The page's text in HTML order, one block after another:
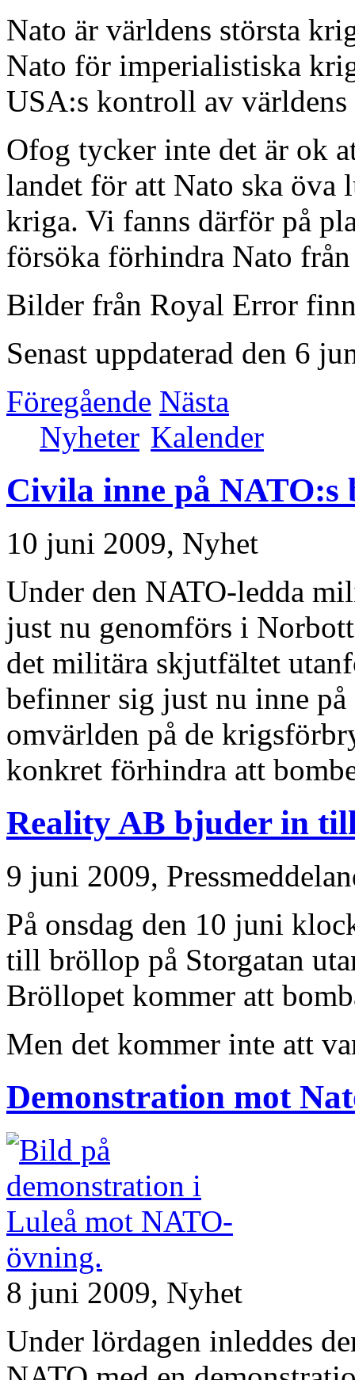
Nato är världens största
Nato för imperialistiska
USA:s kontroll av världens
Ofog tycker inte det är ok
landet för att Nato ska öva
kriga. Vi fanns därför på
försöka förhindra Nato
Bilder från Royal Error
Senast uppdaterad den 6
Föregående Nästa
Nyheter Kalender
Civila inne på
10 juni 2009, Nyhet
Under den NATO-ledda
just nu genomförs i
det militära skjutfältet
befinner sig just nu inne
omvärlden på de
konkret förhindra att
Reality AB bjuder in
9 juni 2009,
På onsdag den 10 juni
till bröllop på Storgatan
Bröllopet kommer att
Men det kommer inte att
Demonstration mot
8 juni 2009, Nyhet
Under lördagen inleddes